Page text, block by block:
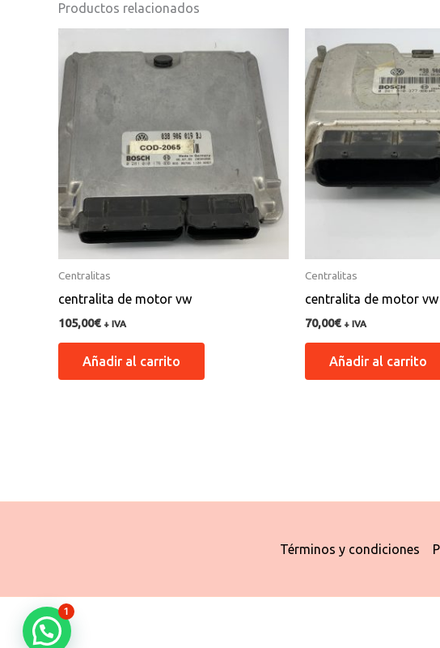
Productos relacionados
Centralitas
centralita de motor vw
105,00€ + IVA
Añadir al carrito
Centralitas
centralita de motor vw
70,00€ + IVA
Añadir al carrito
Términos y condiciones
1